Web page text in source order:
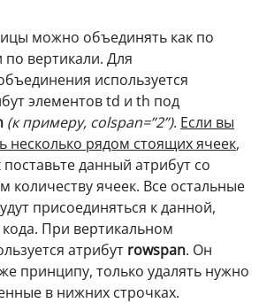
можно объединять как по
по вертикали. Для
используется
элементов td и th под
(к примеру, colspan=”2”). Если вы
несколько рядом стоящих ячеек,
данный атрибут со
количеству ячеек. Все остальные
присоединяться к данной,
При вертикальном
атрибут rowspan. Он
принципу, только удалять нужно
в нижних строчках.